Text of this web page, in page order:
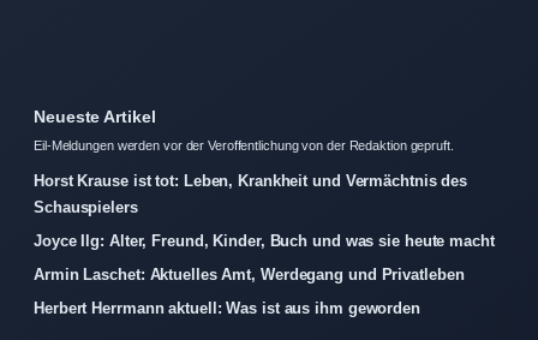
Neueste Artikel
Eil-Meldungen werden vor der Veroffentlichung von der Redaktion gepruft.
Horst Krause ist tot: Leben, Krankheit und Vermächtnis des
Schauspielers
Joyce Ilg: Alter, Freund, Kinder, Buch und was sie heute macht
Armin Laschet: Aktuelles Amt, Werdegang und Privatleben
Herbert Herrmann aktuell: Was ist aus ihm geworden